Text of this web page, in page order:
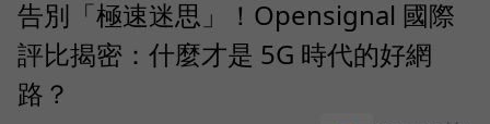
告別「極速迷思」！Opensignal 國際
評比揭密：什麼才是 5G 時代的好網
路？